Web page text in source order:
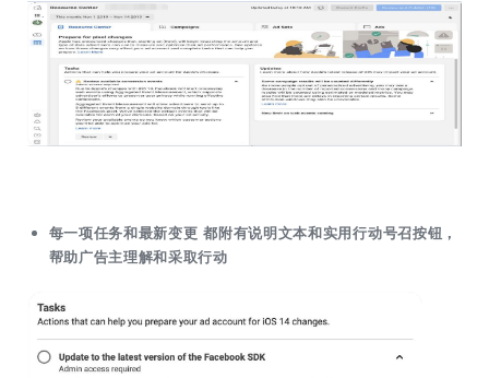
每一项任务和最新变更 都附有说明文本和实用行动号召按钮，
帮助广告主理解和采取行动